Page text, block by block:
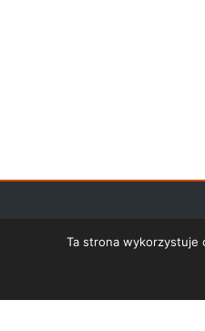
Ta strona wykorzystuje